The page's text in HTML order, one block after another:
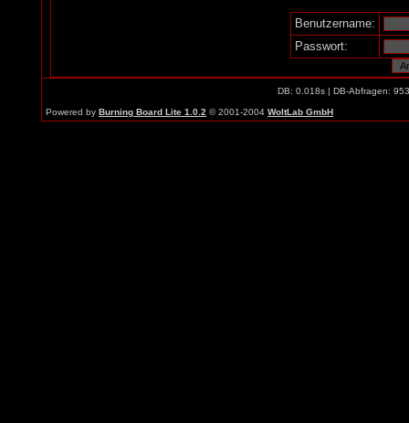
Benutzername:
Passwort:
DB: 0.018s | DB-Abfragen:
Powered by Burning Board Lite 1.0.2 © 2001-2004 WoltLab GmbH